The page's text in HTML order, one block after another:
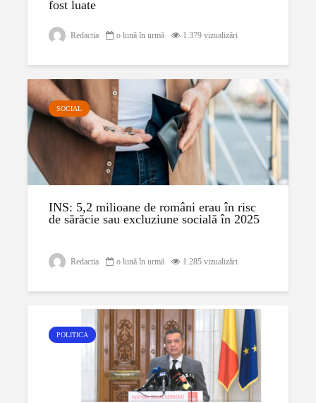
fost luate
Redactia o lună în urmă 1.379 vizualizări
SOCIAL
INS: 5,2 milioane de români erau în risc
de sărăcie sau excluziune socială în 2025
Redactia o lună în urmă 1.285 vizualizări
POLITICA